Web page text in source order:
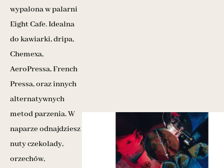
wypalona w palarni
Eight Cafe. Idealna
do kawiarki, dripa,
Chemexa,
AeroPressa, French
Pressa, oraz innych
alternatywnych
metod parzenia. W
naparze odnajdziesz
nuty czekolady,
orzechów,